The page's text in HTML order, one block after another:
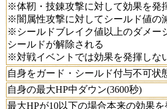
※体靭・技錬攻撃に対して効果を発
※闇属性攻撃に対してシールド値の
※シールドブレイク値以上のダメー
シールドが解除される
※対戦イベントでは効果を発揮しな
自身をガード・シールド付与不可状
自身の最大HP中ダウン(3600秒)
最大HPが10以下の場合本来の効果